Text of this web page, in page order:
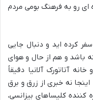
ای رو به فرهنگ بومی مردم
کرده اید و دنبال جایی
باشد و هم از حال و هوای
آتاتورک آلانیا دقیقاً
نه خبری از زرق و برق
کلیساهای بیزانسی،